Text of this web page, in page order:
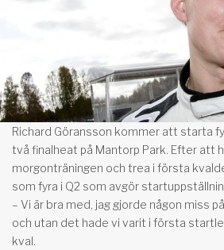
Richard Göransson kommer att starta
två finalheat på Mantorp Park. Efter att
morgonträningen och trea i första
som fyra i Q2 som avgör
– Vi är bra med, jag gjorde någon miss
och utan det hade vi varit i första
kval.